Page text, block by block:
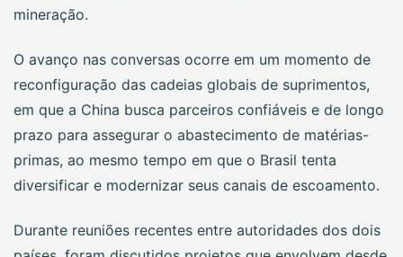
mineração.
O avanço nas conversas ocorre em um momento de
reconfiguração das cadeias globais de suprimentos,
em que a China busca parceiros confiáveis e de longo
prazo para assegurar o abastecimento de matérias-
primas, ao mesmo tempo em que o Brasil tenta
diversificar e modernizar seus canais de escoamento.
Durante reuniões recentes entre autoridades dos dois